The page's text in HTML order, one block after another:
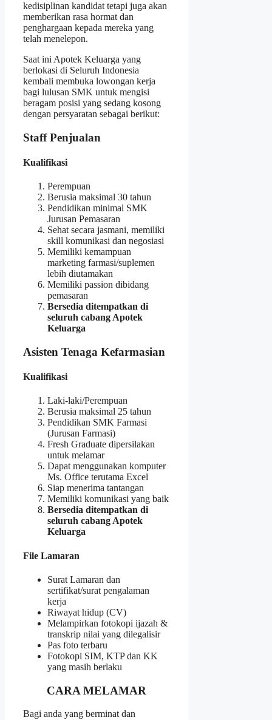
kedisiplinan kandidat tetapi juga akan
memberikan rasa hormat dan
penghargaan kepada mereka yang
telah menelepon.
Saat ini Apotek Keluarga yang
berlokasi di Seluruh Indonesia
kembali membuka lowongan kerja
bagi lulusan SMK untuk mengisi
beragam posisi yang sedang kosong
dengan persyaratan sebagai berikut:
Staff Penjualan
Kualifikasi
Perempuan
Berusia maksimal 30 tahun
Pendidikan minimal SMK
Jurusan Pemasaran
Sehat secara jasmani, memiliki
skill komunikasi dan negosiasi
Memiliki kemampuan
marketing farmasi/suplemen
lebih diutamakan
Memiliki passion dibidang
pemasaran
Bersedia ditempatkan di
seluruh cabang Apotek
Keluarga
Asisten Tenaga Kefarmasian
Kualifikasi
Laki-laki/Perempuan
Berusia maksimal 25 tahun
Pendidikan SMK Farmasi
(Jurusan Farmasi)
Fresh Graduate dipersilakan
untuk melamar
Dapat menggunakan komputer
Ms. Office terutama Excel
Siap menerima tantangan
Memiliki komunikasi yang baik
Bersedia ditempatkan di
seluruh cabang Apotek
Keluarga
File Lamaran
Surat Lamaran dan
sertifikat/surat pengalaman
kerja
Riwayat hidup (CV)
Melampirkan fotokopi ijazah &
transkrip nilai yang dilegalisir
Pas foto terbaru
Fotokopi SIM, KTP dan KK
yang masih berlaku
CARA MELAMAR
Bagi anda yang berminat dan